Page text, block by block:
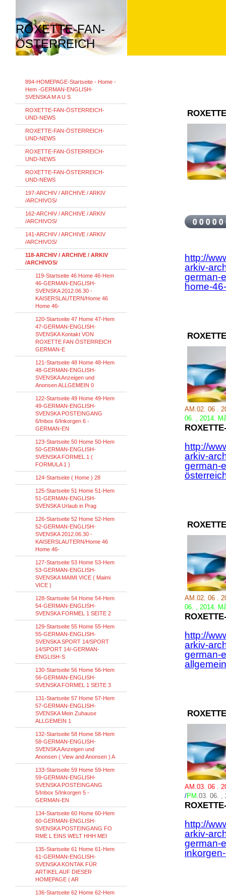
ROXETTE-FAN-
ÖSTERREICH
http://
arkiv-
german-
home-
AM.02. 06 .
06. , 2014.
http://
arkiv-
german-
AM.02. 06 .
06. , 2014.
http://
arkiv-
german-
AM.03. 06 .
/PM .03. 06. ,
http://
arkiv-
german-
894-HOMEPAGE-Startseite - Home -
Hem -GERMAN-ENGLISH-
SVENSKA M A U S
ROXETTE-FAN-ÖSTERREICH-
UND-NEWS
ROXETTE-FAN-ÖSTERREICH-
UND-NEWS
ROXETTE-FAN-ÖSTERREICH-
UND-NEWS
ROXETTE-FAN-ÖSTERREICH-
UND-NEWS
197-ARCHIV / ARCHIVE / ARKIV
/ARCHIVOS/
162-ARCHIV / ARCHIVE / ARKIV
/ARCHIVOS/
141-ARCHIV / ARCHIVE / ARKIV
/ARCHIVOS/
118-ARCHIV / ARCHIVE / ARKIV
/ARCHIVOS/
119-Startseite 46 Home 46-Hem
46-GERMAN-ENGLISH-
SVENSKA 2012.06.30 -
KAISERSLAUTERN/Home 46
Home 46-
120-Startseite 47 Home 47-Hem
47-GERMAN-ENGLISH-
SVENSKA Kontakt VON
ROXETTE FAN ÖSTERREICH
GERMAN-E
121-Startseite 48 Home 48-Hem
48-GERMAN-ENGLISH-
SVENSKA Anzeigen und
Anonsen ALLGEMEIN 0
122-Startseite 49 Home 49-Hem
49-GERMAN-ENGLISH-
SVENSKA POSTEINGANG
6/Inbox 6/Inkorgen 6 -
GERMAN-EN
123-Startseite 50 Home 50-Hem
50-GERMAN-ENGLISH-
SVENSKA FORMEL 1 (
FORMULA 1 )
124-Startseite ( Home ) 28
125-Startseite 51 Home 51-Hem
51-GERMAN-ENGLISH-
SVENSKA Urlaub in Prag
126-Startseite 52 Home 52-Hem
52-GERMAN-ENGLISH-
SVENSKA 2012.06.30 -
KAISERSLAUTERN/Home 46
Home 46-
127-Startseite 53 Home 53-Hem
53-GERMAN-ENGLISH-
SVENSKA MAIMI VICE ( Maimi
VICE )
128-Startseite 54 Home 54-Hem
54-GERMAN-ENGLISH-
SVENSKA FORMEL 1 SEITE 2
129-Startseite 55 Home 55-Hem
55-GERMAN-ENGLISH-
SVENSKA SPORT 14/SPORT
14/SPORT 14/-GERMAN-
ENGLISH-S
130-Startseite 56 Home 56-Hem
56-GERMAN-ENGLISH-
SVENSKA FORMEL 1 SEITE 3
131-Startseite 57 Home 57-Hem
57-GERMAN-ENGLISH-
SVENSKA Mein Zuhause
ALLGEMEIN 1
132-Startseite 58 Home 58-Hem
58-GERMAN-ENGLISH-
SVENSKA Anzeigen und
Anonsen ( View and Anonsen ) A
133-Startseite 59 Home 59-Hem
59-GERMAN-ENGLISH-
SVENSKA POSTEINGANG
5/Inbox 5/Inkorgen 5 -
GERMAN-EN
134-Startseite 60 Home 60-Hem
60-GERMAN-ENGLISH-
SVENSKA POSTEINGANG FO
RME L EINS WELT HHH MEI
135-Startseite 61 Home 61-Hem
61-GERMAN-ENGLISH-
SVENSKA KONTAK FÜR
ARTIKEL AUF DIESER
HOMEPAGE ( AR
136-Startseite 62 Home 62-Hem